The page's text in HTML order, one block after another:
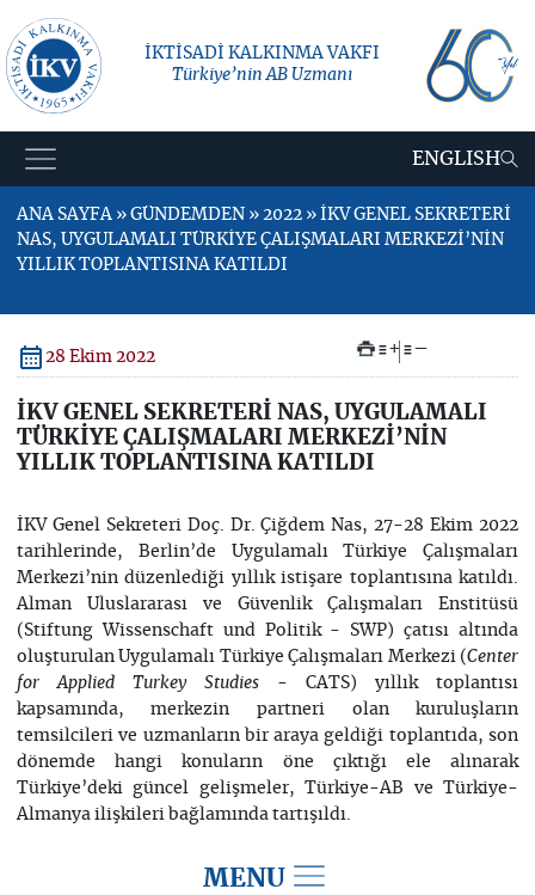
İKTİSADİ KALKINMA VAKFI
Türkiye’nin AB Uzmanı
ENGLISH
ANA SAYFA » GÜNDEMDEN » 2022 » İKV GENEL SEKRETERİ
NAS, UYGULAMALI TÜRKİYE ÇALIŞMALARI MERKEZİ’NİN
YILLIK TOPLANTISINA KATILDI
28 Ekim 2022 + –
İKV GENEL SEKRETERİ NAS, UYGULAMALI
TÜRKİYE ÇALIŞMALARI MERKEZİ’NİN
YILLIK TOPLANTISINA KATILDI
İKV Genel Sekreteri Doç. Dr. Çiğdem Nas, 27-28 Ekim 2022
tarihlerinde, Berlin’de Uygulamalı Türkiye Çalışmaları
Merkezi’nin düzenlediği yıllık istişare toplantısına katıldı.
Alman Uluslararası ve Güvenlik Çalışmaları Enstitüsü
(Stiftung Wissenschaft und Politik - SWP) çatısı altında
oluşturulan Uygulamalı Türkiye Çalışmaları Merkezi (Center
for Applied Turkey Studies- CATS) yıllık toplantısı
kapsamında, merkezin partneri olan kuruluşların
temsilcileri ve uzmanların bir araya geldiği toplantıda, son
dönemde hangi konuların öne çıktığı ele alınarak
Türkiye’deki güncel gelişmeler, Türkiye-AB ve Türkiye-
Almanya ilişkileri bağlamında tartışıldı.
MENU